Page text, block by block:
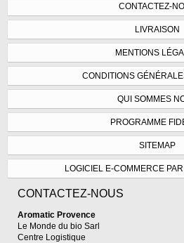
CONTACTEZ-
LIVRAISON
MENTIONS
CONDITIONS
QUI SOMMES
PROGRAMME
SITEMAP
LOGICIEL E-COMMERCE
CONTACTEZ-NOUS
Aromatic Provence
Le Monde du bio Sarl
Centre Logistique